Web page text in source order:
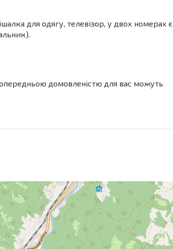
для одягу, телевізор, у двох номерах є
домовленістю для вас можуть